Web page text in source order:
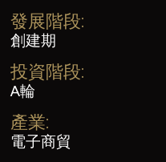
發展階段:
創建期
投資階段:
A輪
產業:
電子商貿